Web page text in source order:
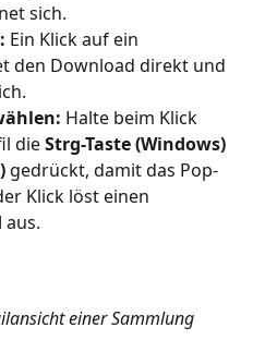
sich.
Ein Klick auf ein
den Download direkt und
Halte beim Klick
die Strg-Taste (Windows)
gedrückt, damit das Pop-
Klick löst einen
aus.
einer Sammlung